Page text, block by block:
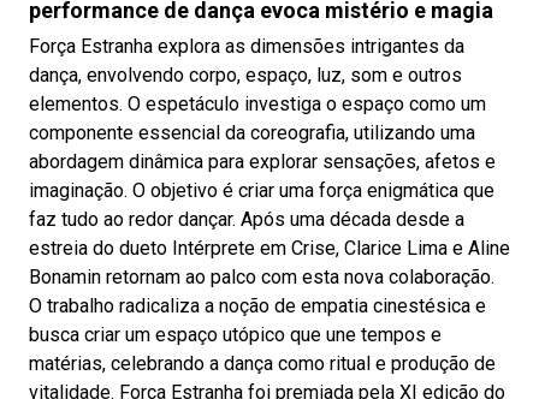
performance de dança evoca mistério e magia
Força Estranha explora as dimensões intrigantes da
dança, envolvendo corpo, espaço, luz, som e outros
elementos. O espetáculo investiga o espaço como um
componente essencial da coreografia, utilizando uma
abordagem dinâmica para explorar sensações, afetos e
imaginação. O objetivo é criar uma força enigmática que
faz tudo ao redor dançar. Após uma década desde a
estreia do dueto Intérprete em Crise, Clarice Lima e Aline
Bonamin retornam ao palco com esta nova colaboração.
O trabalho radicaliza a noção de empatia cinestésica e
busca criar um espaço utópico que une tempos e
matérias, celebrando a dança como ritual e produção de
vitalidade. Força Estranha foi premiada pela XI edição do